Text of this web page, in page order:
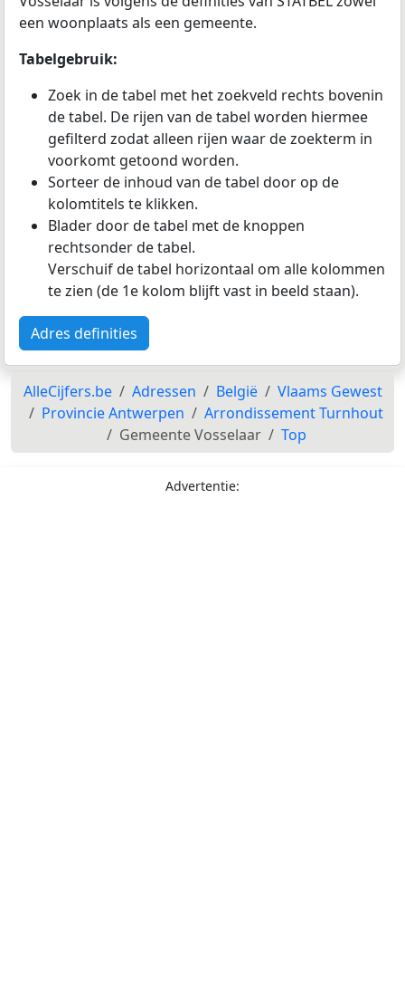
een woonplaats als een gemeente.
Tabelgebruik:
Zoek in de tabel met het zoekveld rechts bovenin
de tabel. De rijen van de tabel worden hiermee
gefilterd zodat alleen rijen waar de zoekterm in
voorkomt getoond worden.
Sorteer de inhoud van de tabel door op de
kolomtitels te klikken.
Blader door de tabel met de knoppen
rechtsonder de tabel.
Verschuif de tabel horizontaal om alle kolommen
te zien (de 1e kolom blijft vast in beeld staan).
Adres definities
AlleCijfers.be Adressen België
Vlaams Gewest
Provincie Antwerpen
Arrondissement Turnhout
Gemeente Vosselaar
Top
Advertentie: